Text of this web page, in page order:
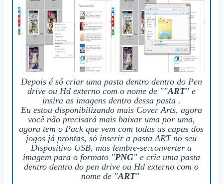
Depois é só criar uma pasta dentro dentro do Pen
drive ou Hd externo com o nome de ""ART" e
insira as imagens dentro dessa pasta .
Eu estou disponibilizando mais Cover Arts, agora
você não precisará mais baixar uma por uma,
agora tem o Pack que vem com todas as capas dos
jogos já prontas, só inserir a pasta ART no seu
Dispositivo USB, mas lembre-se:converter a
imagem para o formato "PNG" e crie uma pasta
dentro dentro do pen drive ou Hd externo com o
nome de "ART"